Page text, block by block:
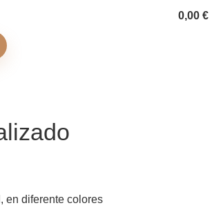
0,00 €
en diferente colores